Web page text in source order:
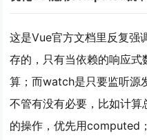
这是Vue官方文档里反复
存的，只有当依赖的响应
算；而watch是只要监听源
不管有没有必要，比如计
的操作，优先用computed